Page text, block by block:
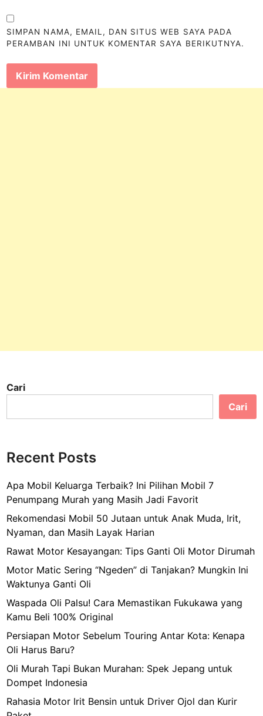
SIMPAN NAMA, EMAIL, DAN SITUS WEB SAYA PADA
PERAMBAN INI UNTUK KOMENTAR SAYA BERIKUTNYA.
Cari
Cari
Recent Posts
Apa Mobil Keluarga Terbaik? Ini Pilihan Mobil 7
Penumpang Murah yang Masih Jadi Favorit
Rekomendasi Mobil 50 Jutaan untuk Anak Muda, Irit,
Nyaman, dan Masih Layak Harian
Rawat Motor Kesayangan: Tips Ganti Oli Motor Dirumah
Motor Matic Sering “Ngeden” di Tanjakan? Mungkin Ini
Waktunya Ganti Oli
Waspada Oli Palsu! Cara Memastikan Fukukawa yang
Kamu Beli 100% Original
Persiapan Motor Sebelum Touring Antar Kota: Kenapa
Oli Harus Baru?
Oli Murah Tapi Bukan Murahan: Spek Jepang untuk
Dompet Indonesia
Rahasia Motor Irit Bensin untuk Driver Ojol dan Kurir